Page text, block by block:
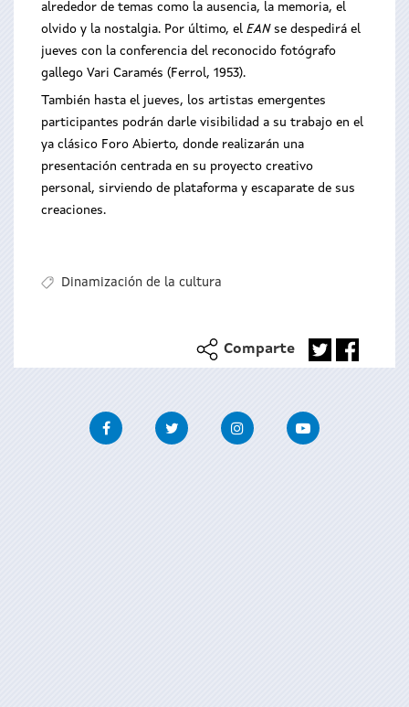
alrededor de temas como la ausencia, la memoria, el
olvido y la nostalgia. Por último, el EANse despedirá el
jueves con la conferencia del reconocido fotógrafo
gallego Vari Caramés (Ferrol, 1953).
También hasta el jueves, los artistas emergentes
participantes podrán darle visibilidad a su trabajo en el
ya clásico Foro Abierto, donde realizarán una
presentación centrada en su proyecto creativo
personal, sirviendo de plataforma y escaparate de sus
creaciones.
Dinamización de la cultura
Comparte
FacebookTwitter InstagramYoutube